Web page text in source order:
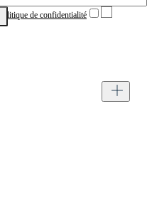
de confidentialité